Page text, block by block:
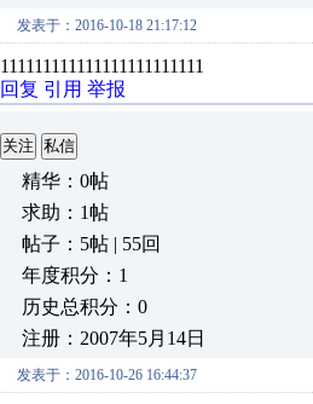
发表于：2016-10-18 21:17:12
111111111111111111111111
回复 引用 举报
关注 私信
精华：0帖
求助：1帖
帖子：5帖 | 55回
年度积分：1
历史总积分：0
注册：2007年5月14日
发表于：2016-10-26 16:44:37